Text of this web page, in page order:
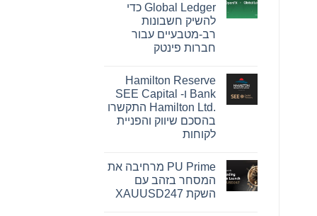
תוכנית
Pink
Changing
Lives®‎
של
מרי
חזון
להשפעה
מדידה
עבור
נשים
ברחבי
העולם
Global Ledger כדי
להשיק חשבונות
רב-מטבעיים עבור
חברות פינטק
על
OpenFX
רוכשת
את
Global
Ledger
כדי
רב-מטבעיים
עבור
חברות
פינטק
Hamilton Reserve
Bank ו- SEE Capital
Hamilton Ltd.‎ התקשרו
בהסכם שיווק והפניית
לקוחות
על
Hamilton
Reserve
Bank
PU Prime מרחיבה את
המסחר בזהב עם
השקת XAUUSD247